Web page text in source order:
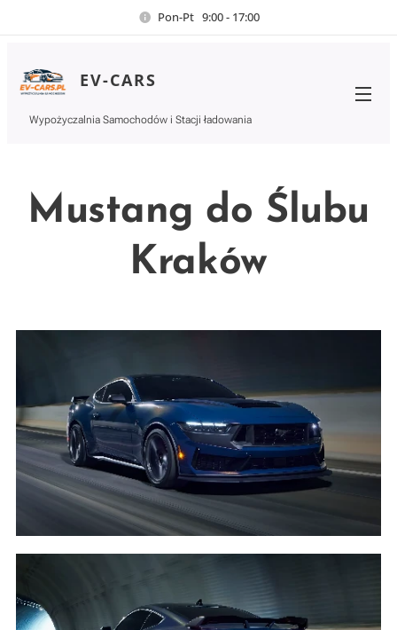
Pon-Pt 9:00 - 17:00
EV-CARS
Wypożyczalnia Samochodów i Stacji ładowania
Mustang do Ślubu
Kraków